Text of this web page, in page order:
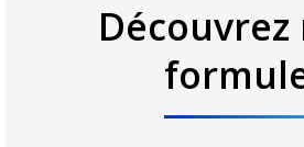
Découvrez